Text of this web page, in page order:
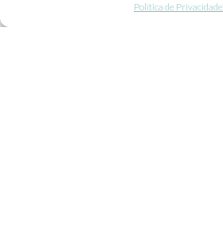
Política de Privacidade
Colaboração com Bloggers